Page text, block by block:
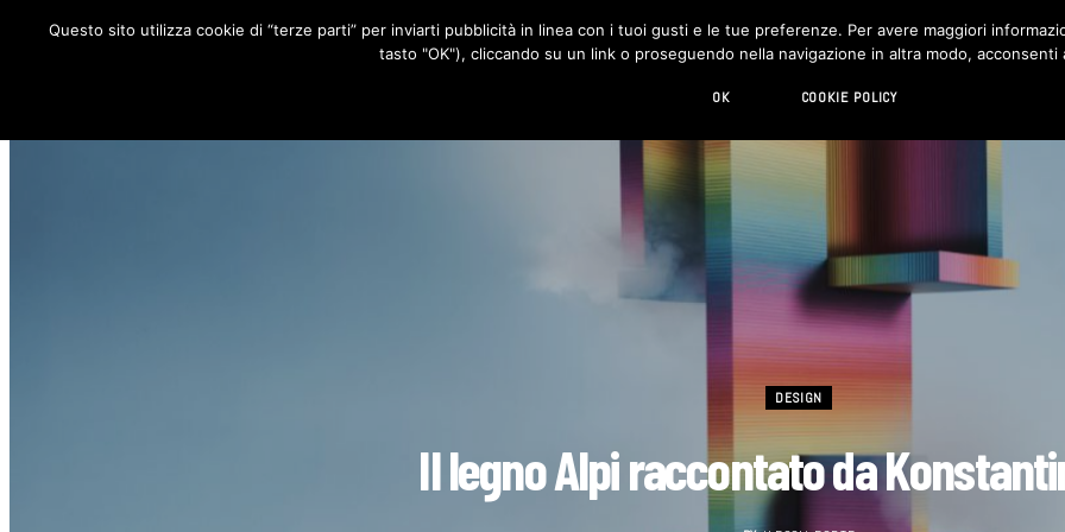
RUBRICHE DESIGN LIVING HI-TECH CHI SIAMO
DESIGN
Il legno Alpi raccontato da
Questo sito utilizza cookie di “terze parti” per inviarti pubblicità in linea con i tuoi gusti e le tue preferenze. Per avere maggiori
tasto "OK"), cliccando su un link o proseguendo nella navigazione in altra modo, acconsenti
OK COOKIE POLICY